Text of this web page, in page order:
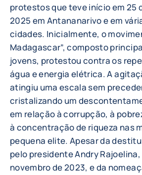
protestos que teve início em 25
2025 em Antananarivo e em
cidades. Inicialmente, o
Madagascar”, composto
jovens, protestou contra os
água e energia elétrica. A
atingiu uma escala sem
cristalizando um
em relação à corrupção, à
à concentração de riqueza nas
pequena elite. Apesar da
pelo presidente Andry
novembro de 2023, e da